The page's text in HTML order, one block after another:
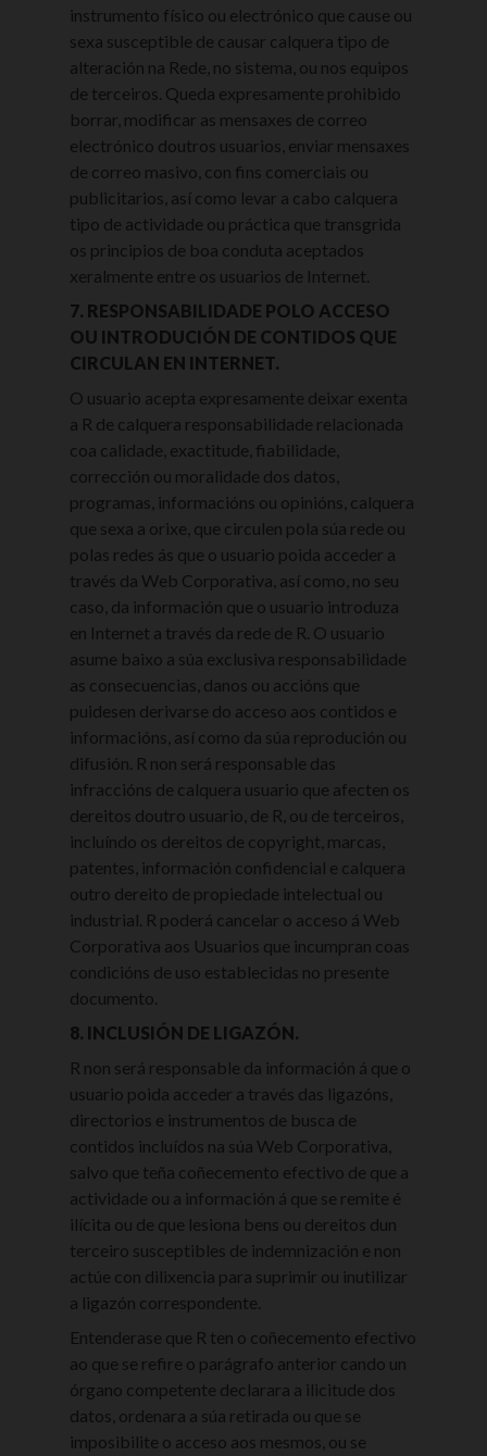
instrumento físico ou electrónico que cause ou
sexa susceptible de causar calquera tipo de
alteración na Rede, no sistema, ou nos equipos
de terceiros. Queda expresamente prohibido
borrar, modificar as mensaxes de correo
electrónico doutros usuarios, enviar mensaxes
de correo masivo, con fins comerciais ou
publicitarios, así como levar a cabo calquera
tipo de actividade ou práctica que transgrida
os principios de boa conduta aceptados
xeralmente entre os usuarios de Internet.
7. RESPONSABILIDADE POLO ACCESO
OU INTRODUCIÓN DE CONTIDOS QUE
CIRCULAN EN INTERNET.
O usuario acepta expresamente deixar exenta
a R de calquera responsabilidade relacionada
coa calidade, exactitude, fiabilidade,
corrección ou moralidade dos datos,
programas, informacións ou opinións, calquera
que sexa a orixe, que circulen pola súa rede ou
polas redes ás que o usuario poida acceder a
través da Web Corporativa, así como, no seu
caso, da información que o usuario introduza
en Internet a través da rede de R. O usuario
asume baixo a súa exclusiva responsabilidade
as consecuencias, danos ou accións que
puidesen derivarse do acceso aos contidos e
informacións, así como da súa reprodución ou
difusión. R non será responsable das
infraccións de calquera usuario que afecten os
dereitos doutro usuario, de R, ou de terceiros,
incluíndo os dereitos de copyright, marcas,
patentes, información confidencial e calquera
outro dereito de propiedade intelectual ou
industrial. R poderá cancelar o acceso á Web
Corporativa aos Usuarios que incumpran coas
condicións de uso establecidas no presente
documento.
8. INCLUSIÓN DE LIGAZÓN.
R non será responsable da información á que o
usuario poida acceder a través das ligazóns,
directorios e instrumentos de busca de
contidos incluídos na súa Web Corporativa,
salvo que teña coñecemento efectivo de que a
actividade ou a información á que se remite é
ilícita ou de que lesiona bens ou dereitos dun
terceiro susceptibles de indemnización e non
actúe con dilixencia para suprimir ou inutilizar
a ligazón correspondente.
Entenderase que R ten o coñecemento efectivo
ao que se refire o parágrafo anterior cando un
órgano competente declarara a ilicitude dos
datos, ordenara a súa retirada ou que se
imposibilite o acceso aos mesmos, ou se